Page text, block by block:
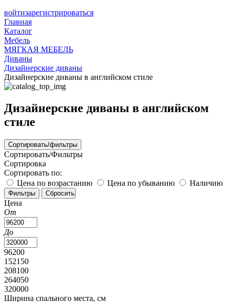
войтизарегистрироваться
Главная
Каталог
Мебель
МЯГКАЯ МЕБЕЛЬ
Диваны
Дизайнерские диваны
Дизайнерские диваны в английском стиле
Дизайнерские диваны в английском
стиле
Сортировать/фильтры
Сортировать/Фильтры
Сортировка
Сортировать по:
Цена по возрастанию
Цена по убыванию Наличию
Цена
От
До
96200
152150
208100
264050
320000
Ширина спального места, см